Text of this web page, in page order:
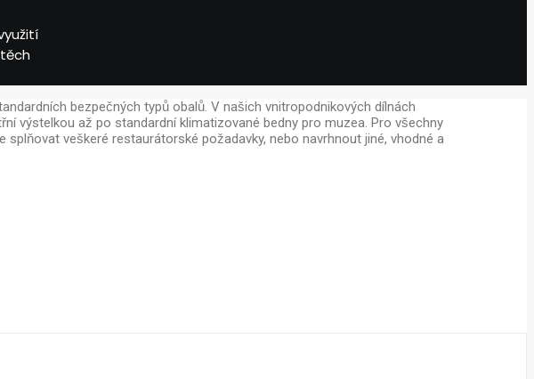
bezpečných typů obalů. V našich vnitropodnikových dílnách
výstelkou až po standardní klimatizované bedny pro muzea. Pro všechny
veškeré restaurátorské požadavky, nebo navrhnout jiné, vhodné a